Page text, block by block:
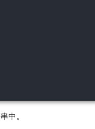
中。